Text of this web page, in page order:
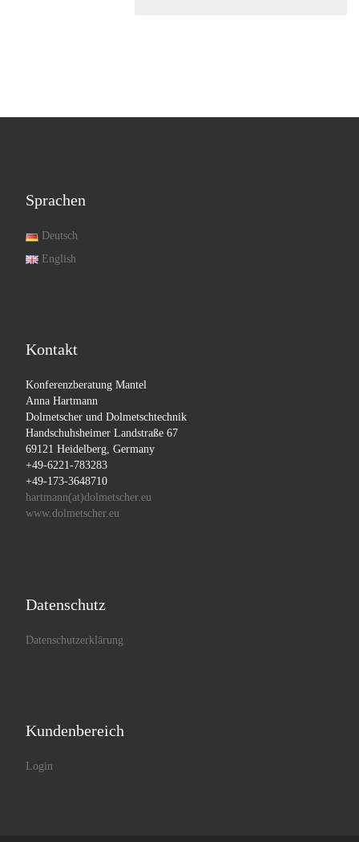
Sprachen
Deutsch
English
Kontakt
Konferenzberatung Mantel
Anna Hartmann
Dolmetscher und Dolmetschtechnik
Handschuhsheimer Landstraße 67
69121 Heidelberg, Germany
+49-6221-783283
+49-173-3648710
hartmann(at)dolmetscher.eu
www.dolmetscher.eu
Datenschutz
Datenschutzerklärung
Kundenbereich
Login